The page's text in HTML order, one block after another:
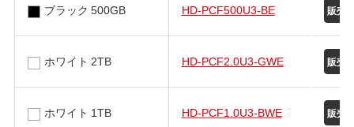
ブラック 500GB HD-PCF500U3-BE
ホワイト 2TB HD-PCF2.0U3-GWE
ホワイト 1TB HD-PCF1.0U3-BWE